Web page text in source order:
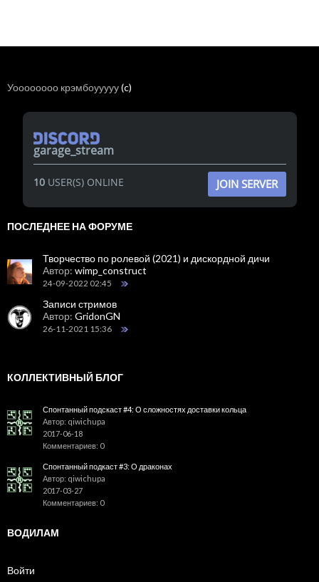
Уоооооооо крэмбоууууу(c)
garage_stream
10USER(S) ONLINE JOIN SERVER
ПОСЛЕДНЕЕ НА ФОРУМЕ
Творчество по ролевой (2021) и дискордной дичи
Автор: wimp_construct
24-09-2022 02:45
Записи стримов
Автор: GridonGN
26-11-2021 15:36
КОЛЛЕКТИВНЫЙ БЛОГ
Спонтанный подскаст #4: О сложностях доставки кольца
Автор: qiwichupa
2017-06-18
Комментариев: 0
Спонтанный подкаст #3: О драконах
Автор: qiwichupa
2017-03-27
Комментариев: 0
ВОДИЛАМ
Войти